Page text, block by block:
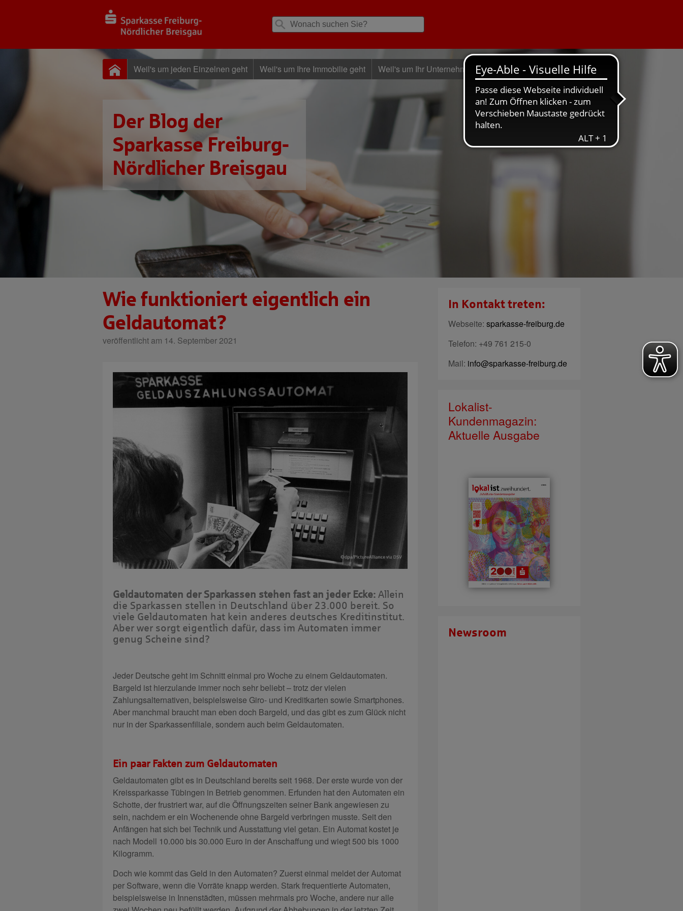
Weil's um jeden Einzelnen geht Weil's um Ihre Immobilie geht Weil's um Ihr Unternehmen geht Weil's um hier geht
Der Blog der
Sparkasse Freiburg-
Nördlicher Breisgau
Wie funktioniert eigentlich ein
Geldautomat?
veröffentlicht am 14. September 2021
Geldautomaten der Sparkassen stehen fast an jeder Ecke: Allein
die Sparkassen stellen in Deutschland über 23.000 bereit. So
viele Geldautomaten hat kein anderes deutsches Kreditinstitut.
Aber wer sorgt eigentlich dafür, dass im Automaten immer
genug Scheine sind?
Jeder Deutsche geht im Schnitt einmal pro Woche zu einem Geldautomaten.
Bargeld ist hierzulande immer noch sehr beliebt – trotz der vielen
Zahlungsalternativen, beispielsweise Giro- und Kreditkarten sowie Smartphones.
Aber manchmal braucht man eben doch Bargeld, und das gibt es zum Glück nicht
nur in der Sparkassenfiliale, sondern auch beim Geldautomaten.
Ein paar Fakten zum Geldautomaten
Geldautomaten gibt es in Deutschland bereits seit 1968. Der erste wurde von der
Kreissparkasse Tübingen in Betrieb genommen. Erfunden hat den Automaten ein
Schotte, der frustriert war, auf die Öffnungszeiten seiner Bank angewiesen zu
sein, nachdem er ein Wochenende ohne Bargeld verbringen musste. Seit den
Anfängen hat sich bei Technik und Ausstattung viel getan. Ein Automat kostet je
nach Modell 10.000 bis 30.000 Euro in der Anschaffung und wiegt 500 bis 1000
Kilogramm.
Doch wie kommt das Geld in den Automaten? Zuerst einmal meldet der Automat
per Software, wenn die Vorräte knapp werden. Stark frequentierte Automaten,
beispielsweise in Innenstädten, müssen mehrmals pro Woche, andere nur alle
In Kontakt treten:
Webseite: sparkasse-freiburg.de
Telefon: +49 761 215-0
Mail: info@sparkasse-freiburg.de
Lokalist-
Kundenmagazin:
Aktuelle Ausgabe
Newsroom